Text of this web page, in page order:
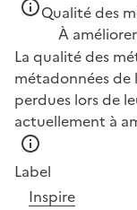
Qualité des
À améliorer
La qualité des
métadonnées de
perdues lors de
actuellement à
Label
Inspire